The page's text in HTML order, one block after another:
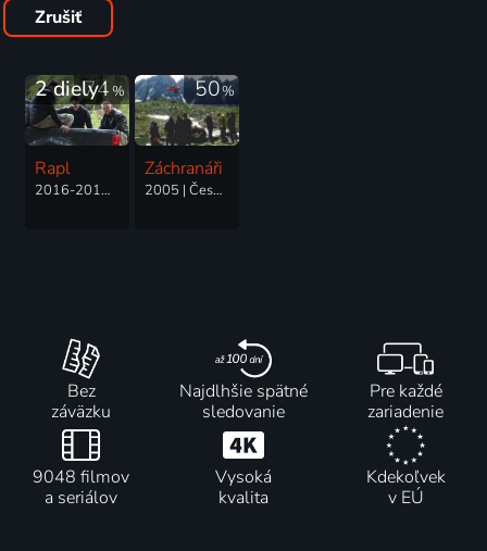
Zrušiť
74%
2 diely
Rapl
2016-2019 | Česká republika | Thriller, Akčný, Dráma, Krimi
50%
Záchranáři
2005 | Česká republika, Slovensko | Dráma, Akčný, Dobrodružný
Bez
záväzku
Najdlhšie spätné
sledovanie
Pre každé
zariadenie
9048 filmov
a seriálov
Vysoká
kvalita
Kdekoľvek
v EÚ